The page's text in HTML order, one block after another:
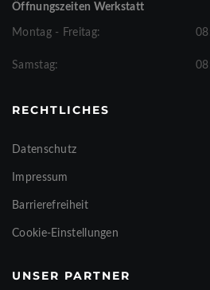
Öffnungszeiten Werkstatt
Montag - Freitag:
Samstag:
RECHTLICHES
Datenschutz
Impressum
Barrierefreiheit
Cookie-Einstellungen
UNSER PARTNER